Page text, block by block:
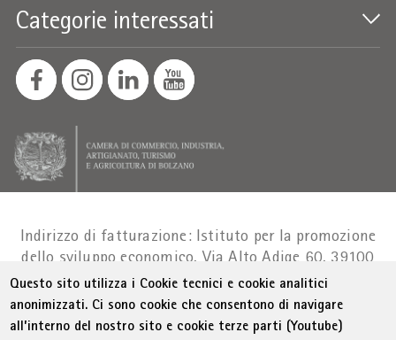
Categorie interessati
Indirizzo di fatturazione: Istituto per la promozione
dello sviluppo economico, Via Alto Adige 60, 39100
BolzanoPart. IVA 01716880214|administration-
as@bz.legalmail.camcom.it
Questo sito utilizza i Cookie tecnici e cookie analitici
anonimizzati. Ci sono cookie che consentono di navigare
all’interno del nostro sito e cookie terze parti (Youtube)